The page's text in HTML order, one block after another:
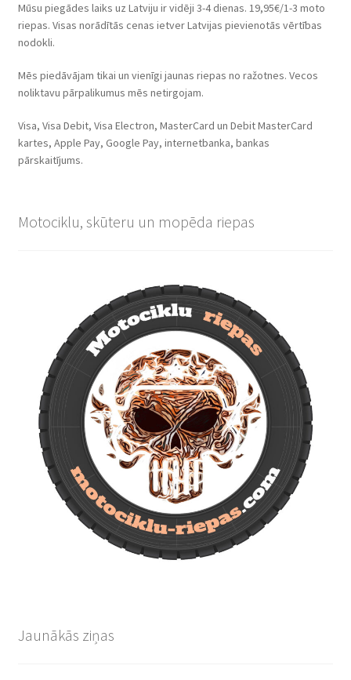
Mūsu piegādes laiks uz Latviju ir vidēji 3-4 dienas. 19,95€/1-3 moto
riepas. Visas norādītās cenas ietver Latvijas pievienotās vērtības
nodokli.
Mēs piedāvājam tikai un vienīgi jaunas riepas no ražotnes. Vecos
noliktavu pārpalikumus mēs netirgojam.
Visa, Visa Debit, Visa Electron, MasterCard un Debit MasterCard
kartes, Apple Pay, Google Pay, internetbanka, bankas
pārskaitījums.
Motociklu, skūteru un mopēda riepas
Jaunākās ziņas